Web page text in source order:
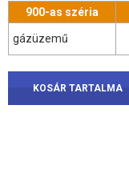
900-as széria
gázüzemű
KOSÁR TARTALMA